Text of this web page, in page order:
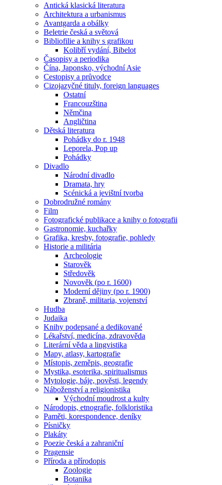
Antická klasická literatura
Architektura a urbanismus
Avantgarda a obálky
Beletrie česká a světová
Bibliofilie a knihy s grafikou
Kolibří vydání, Bibelot
Časopisy a periodika
Čína, Japonsko, východní Asie
Cestopisy a průvodce
Cizojazyčné tituly, foreign languages
Ostatní
Francouzština
Němčina
Angličtina
Dětská literatura
Pohádky do r. 1948
Leporela, Pop up
Pohádky
Divadlo
Národní divadlo
Dramata, hry
Scénická a jevištní tvorba
Dobrodružné romány
Film
Fotografické publikace a knihy o fotografii
Gastronomie, kuchařky
Grafika, kresby, fotografie, pohledy
Historie a militária
Archeologie
Starověk
Středověk
Novověk (po r. 1600)
Moderní dějiny (po r. 1900)
Zbraně, militaria, vojenství
Hudba
Judaika
Knihy podepsané a dedikované
Lékařství, medicína, zdravověda
Literární věda a lingvistika
Mapy, atlasy, kartografie
Místopis, zeměpis, geografie
Mystika, esoterika, spiritualismus
Mytologie, báje, pověsti, legendy
Náboženství a religionistika
Východní moudrost a kulty
Národopis, etnografie, folkloristika
Paměti, korespondence, deníky
Písničky
Plakáty
Poezie česká a zahraniční
Pragensie
Příroda a přírodopis
Zoologie
Botanika